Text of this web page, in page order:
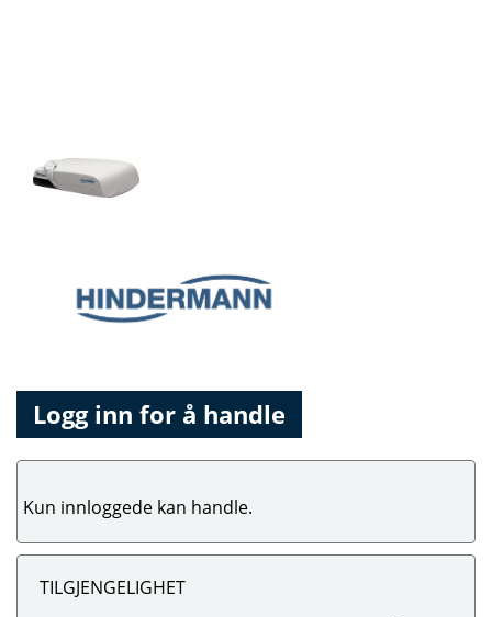
Logg inn for å handle
Kun innloggede kan handle.
TILGJENGELIGHET